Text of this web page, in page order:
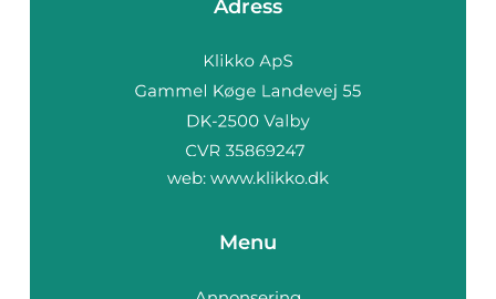
Adress
web: www.klikko.dk
Menu